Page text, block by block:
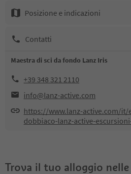
Posizione e indicazioni
Contatti
Maestra di sci da fondo Lanz Iris
+39 348 321 2110
info@lanz-active.com
https://www.lanz-active.com/it/
dobbiaco-lanz-active-
Trova il tuo alloggio